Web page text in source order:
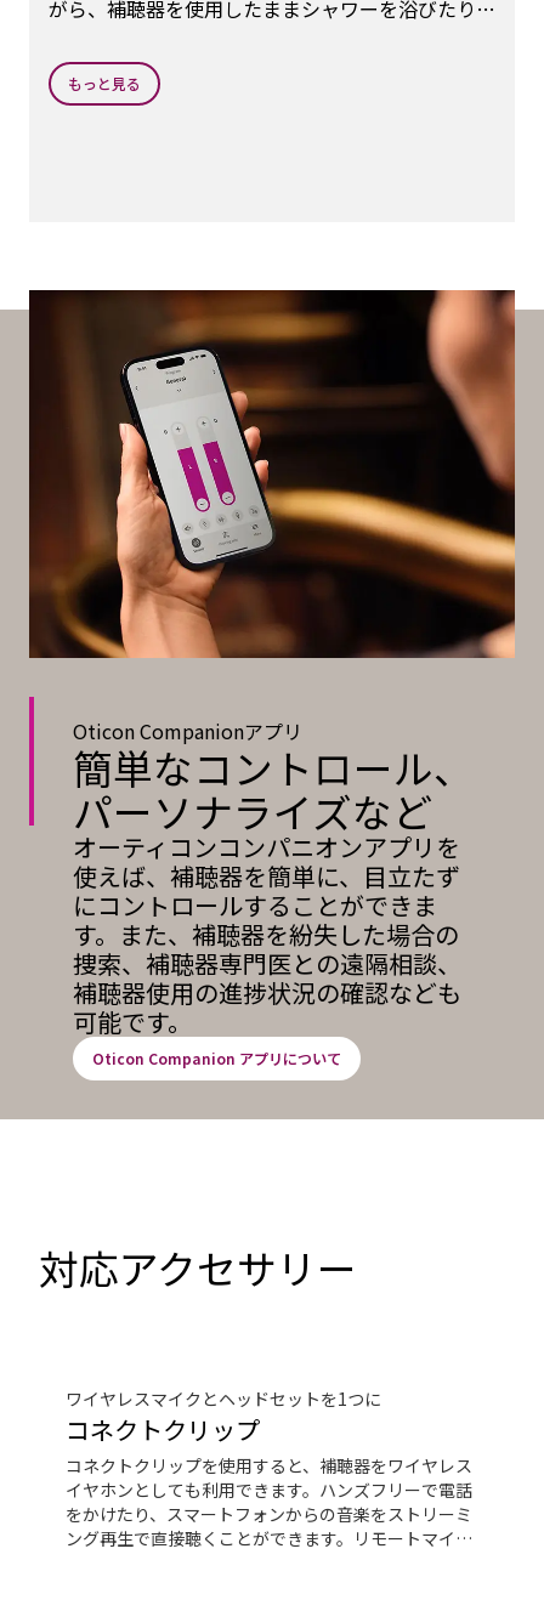
がら、補聴器を使用したままシャワーを浴びたり、
い。
もっと見る
Oticon Companionアプリ
簡単なコントロール、
パーソナライズなど
オーティコンコンパニオンアプリを
使えば、補聴器を簡単に、目立たず
にコントロールすることができま
す。また、補聴器を紛失した場合の
捜索、補聴器専門医との遠隔相談、
補聴器使用の進捗状況の確認なども
可能です。
Oticon Companion アプリについて
対応アクセサリー
ワイヤレスマイクとヘッドセットを1つに
コネクトクリップ
コネクトクリップを使用すると、補聴器をワイヤレス
イヤホンとしても利用できます。ハンズフリーで電話
をかけたり、スマートフォンからの音楽をストリーミ
ング再生で直接聴くことができます。リモートマイク